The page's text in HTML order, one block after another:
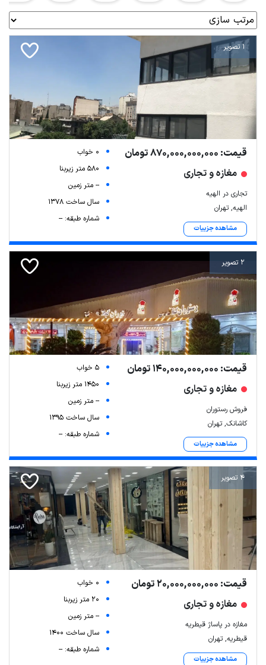
1 تصویر
قیمت: 870,000,000,000 تومان
مغازه و تجاری
تجاری در الهیه
الهیه, تهران
مشاهده جزییات
0 خواب
580 متر زیربنا
-- متر زمین
سال ساخت 1378
شماره طبقه: --
2 تصویر
قیمت: 140,000,000,000 تومان
مغازه و تجاری
فروش رستوران
کاشانک, تهران
مشاهده جزییات
5 خواب
1450 متر زیربنا
-- متر زمین
سال ساخت 1395
شماره طبقه: --
4 تصویر
قیمت: 20,000,000,000 تومان
مغازه و تجاری
مغازه در پاساژ قیطریه
قیطریه, تهران
مشاهده جزییات
0 خواب
20 متر زیربنا
-- متر زمین
سال ساخت 1400
شماره طبقه: --